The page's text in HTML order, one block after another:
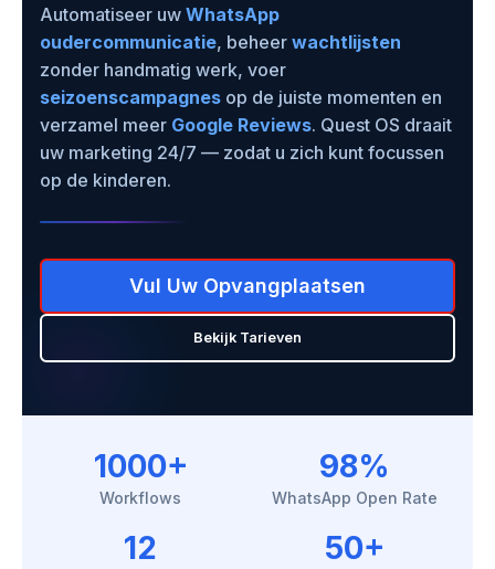
Automatiseer uw WhatsApp
oudercommunicatie, beheer wachtlijsten
zonder handmatig werk, voer
seizoenscampagnes op de juiste momenten en
verzamel meer Google Reviews. Quest OS draait
uw marketing 24/7 — zodat u zich kunt focussen
op de kinderen.
Vul Uw Opvangplaatsen
Bekijk Tarieven
1000+
Workflows
98%
WhatsApp Open Rate
12 50+